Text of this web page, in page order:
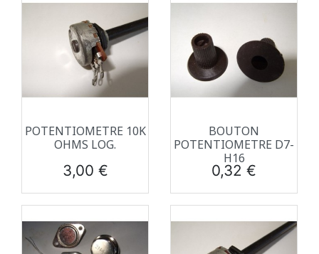
POTENTIOMETRE 10K
OHMS LOG.
Prix
3,00 €
BOUTON
POTENTIOMETRE D7-
H16
Prix
0,32 €